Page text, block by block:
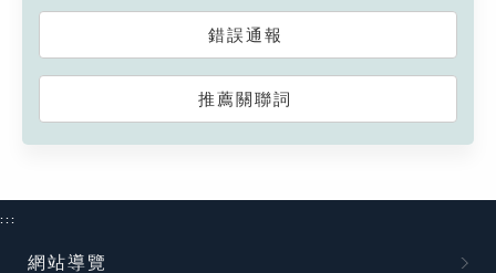
錯誤通報
推薦關聯詞
:::
網站導覽